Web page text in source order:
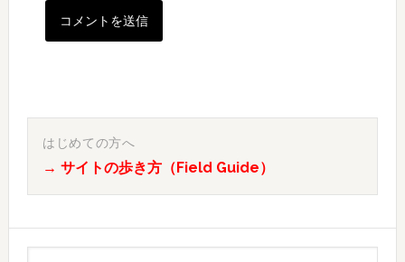
最
イ
はじめての方へ
→ サイトの歩き方（Field Guide）